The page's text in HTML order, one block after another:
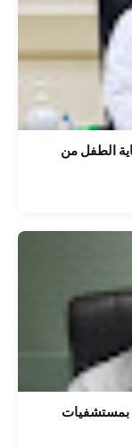
الطفل من
بمستشفيات